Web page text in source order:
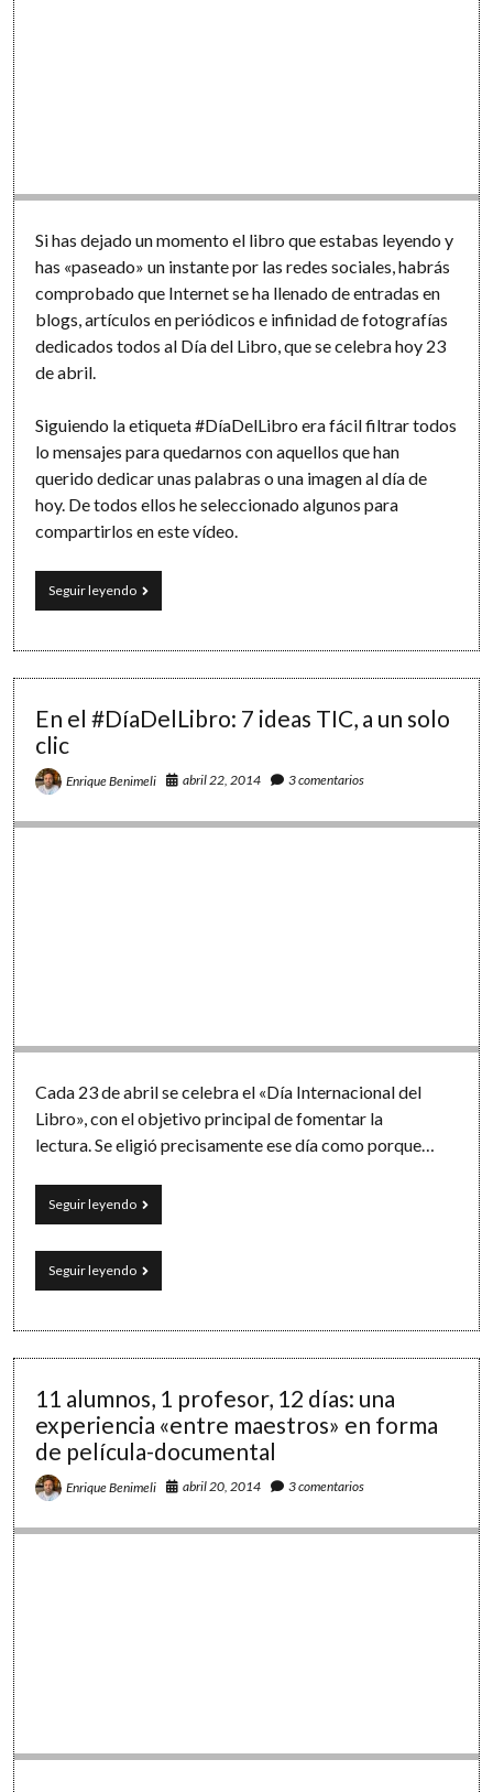
Si has dejado un momento el libro que estabas leyendo y
has «paseado» un instante por las redes sociales, habrás
comprobado que Internet se ha llenado de entradas en
blogs, artículos en periódicos e infinidad de fotografías
dedicados todos al Día del Libro, que se celebra hoy 23
de abril.
Siguiendo la etiqueta #DíaDelLibro era fácil filtrar todos
lo mensajes para quedarnos con aquellos que han
querido dedicar unas palabras o una imagen al día de
hoy. De todos ellos he seleccionado algunos para
compartirlos en este vídeo.
Seguir leyendoEl
«Día
libro»
imágenes
En el #DíaDelLibro: 7 ideas TIC, a un solo
clic
Enrique Benimeli abril 22, 2014 3 comentarios
Cada 23 de abril se celebra el «Día Internacional del
Libro», con el objetivo principal de fomentar la
lectura. Se eligió precisamente ese día como porque…
Seguir leyendoEn
el
7
solo
Seguir leyendoEn
el
7
un
solo
clic
11 alumnos, 1 profesor, 12 días: una
experiencia «entre maestros» en forma
de película-documental
Enrique Benimeli abril 20, 2014 3 comentarios